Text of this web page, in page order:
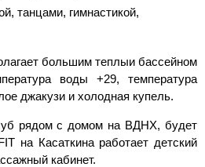
танцами, гимнастикой,
большим теплыи бассейном
воды +29, температура
джакузи и холодная купель.
рядом с домом на ВДНХ, будет
на Касаткина работает детский
кабинет.